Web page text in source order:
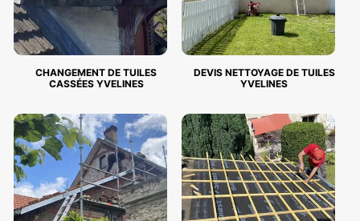
CHANGEMENT DE TUILES
CASSÉES YVELINES
DEVIS NETTOYAGE DE TUILES
YVELINES